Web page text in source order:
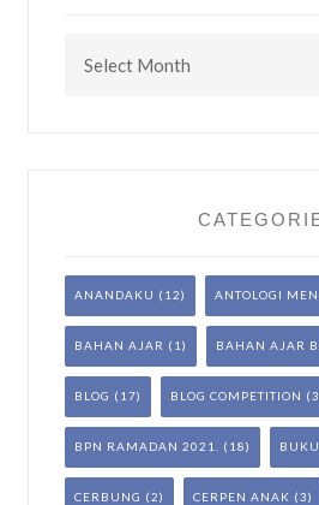
ANANDAKU (12) ANTOLOGI
BAHAN AJAR (1) BAHAN AJAR
BLOG (17) BLOG COMPETITION
BPN RAMADAN 2021. (18) BUKU
CERBUNG (2) CERPEN ANAK (3)